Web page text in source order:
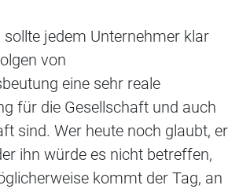
jedem Unternehmer klar
von
eine sehr reale
für die Gesellschaft und auch
sind. Wer heute noch glaubt, er
ihn würde es nicht betreffen,
kommt der Tag, an